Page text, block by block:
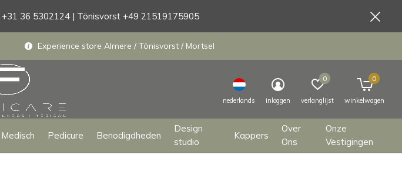
Medisch Pedicure Benodigdheden
Design
studio
Kappers
Over
Ons
Onze
Vestigingen
nederlands inloggen verlanglijst
0
winkelwagen
0
Experience store Almere / Tönisvorst / Mortsel
+31 36 5302124 | Tönisvorst +49 21519175905